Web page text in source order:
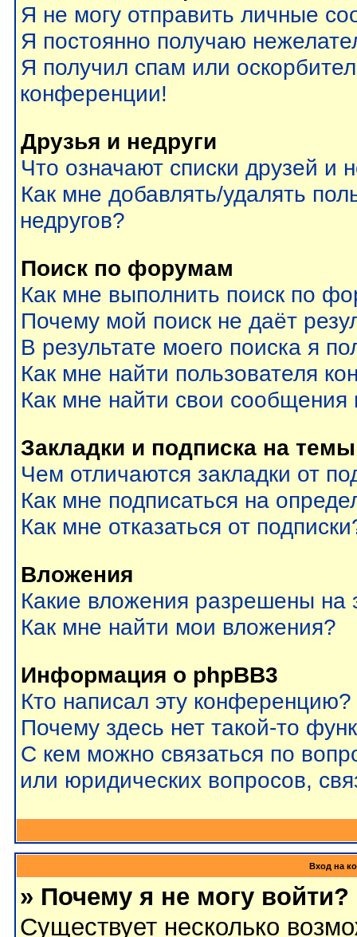
Я не могу отправить личные
Я постоянно получаю
Я получил спам или
конференции!
Друзья и недруги
Что означают списки друзей и
Как мне добавлять/удалять
недругов?
Поиск по форумам
Как мне выполнить поиск по
Почему мой поиск не даёт
В результате моего поиска я
Как мне найти пользователя
Как мне найти свои
Закладки и подписка на темы
Чем отличаются закладки от
Как мне подписаться на
Как мне отказаться от
Вложения
Какие вложения разрешены на
Как мне найти мои вложения?
Информация о phpBB3
Кто написал эту конференцию?
Почему здесь нет такой-то
С кем можно связаться по
или юридических вопросов,
Вход на
» Почему я не могу войти?
Существует несколько